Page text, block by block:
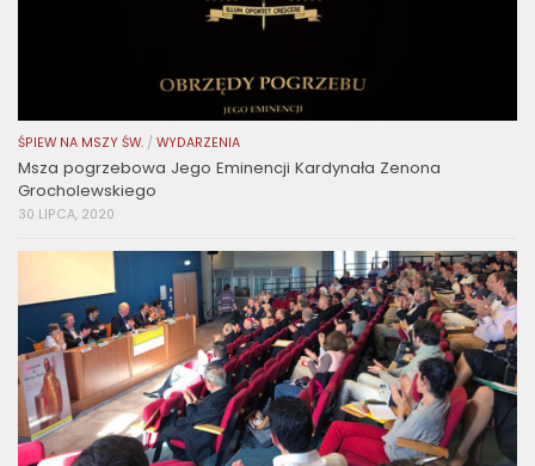
ŚPIEW NA MSZY ŚW. / WYDARZENIA
Msza pogrzebowa Jego Eminencji Kardynała Zenona
Grocholewskiego
30 LIPCA, 2020